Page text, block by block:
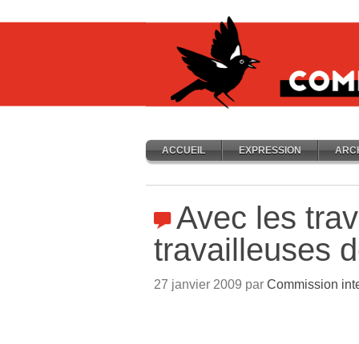
ACCUEIL EXPRESSION
Avec les
travailleuses
27 janvier 2009 par Commission